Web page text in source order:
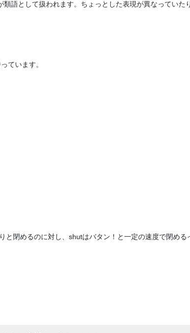
類語として扱われます。ちょっとした表現が異なっていた
ています。
と閉めるのに対し、shutはバタン！と一定の速度で閉める